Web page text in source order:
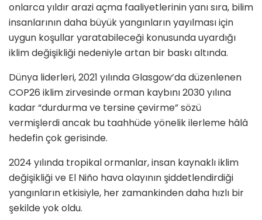
onlarca yıldır arazi açma faaliyetlerinin yanı sıra, bilim
insanlarının daha büyük yangınların yayılması için
uygun koşullar yaratabileceği konusunda uyardığı
iklim değişikliği nedeniyle artan bir baskı altında.
Dünya liderleri, 2021 yılında Glasgow’da düzenlenen
COP26 iklim zirvesinde orman kaybını 2030 yılına
kadar “durdurma ve tersine çevirme” sözü
vermişlerdi ancak bu taahhüde yönelik ilerleme hâlâ
hedefin çok gerisinde.
2024 yılında tropikal ormanlar, insan kaynaklı iklim
değişikliği ve El Niño hava olayının şiddetlendirdiği
yangınların etkisiyle, her zamankinden daha hızlı bir
şekilde yok oldu.